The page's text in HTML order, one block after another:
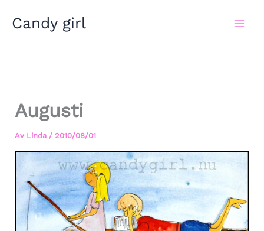
Candy girl
Augusti
Av Linda / 2010/08/01